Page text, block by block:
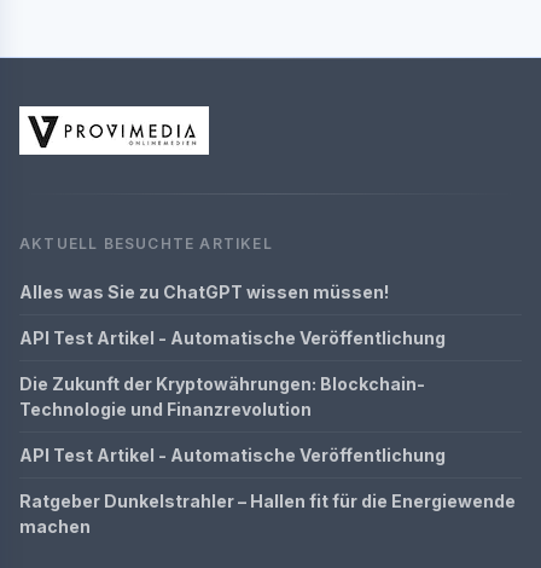
AKTUELL BESUCHTE ARTIKEL
Alles was Sie zu ChatGPT wissen müssen!
API Test Artikel - Automatische Veröffentlichung
Die Zukunft der Kryptowährungen: Blockchain-
Technologie und Finanzrevolution
API Test Artikel - Automatische Veröffentlichung
Ratgeber Dunkelstrahler – Hallen fit für die Energiewende
machen